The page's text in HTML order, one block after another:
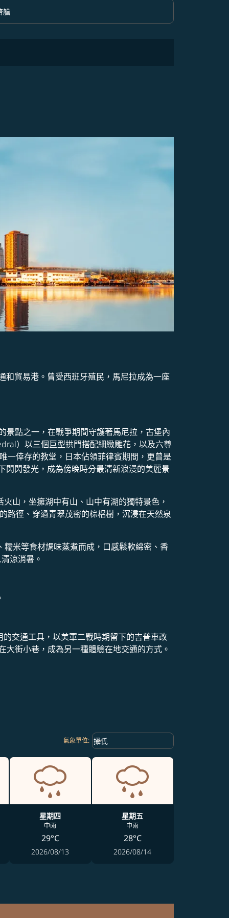
option 經濟艙 Selected
艙
和貿易港。曾受西班牙殖民，馬尼拉成為一座
景點之一，在戰爭期間守護著馬尼拉，古堡內
）以三個巨型拱門搭配細緻雕花，以及六尊
一倖存的教堂，日本佔領菲律賓期間，更曾是
閃閃發光，成為傍晚時分最清新浪漫的美麗景
山，坐擁湖中有山、山中有湖的獨特景色，
路徑、穿過青翠茂密的棕梠樹，沉浸在天然泉
米等食材調味蒸煮而成，口感鬆軟綿密、香
涼消暑。
交通工具，以美軍二戰時期留下的吉普車改
街小巷，成為另一種體驗在地交通的方式。
氣象單位: Weather unit option 攝氏 Selected
攝氏
keyboard_arrow_down
星期四
中雨
29°C
2026/08/13
星期五
中雨
28°C
2026/08/14